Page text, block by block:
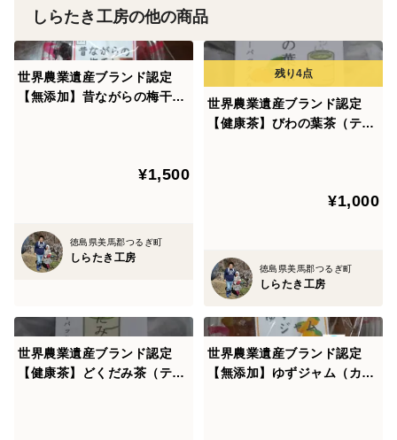
しらたき工房の他の商品
世界農業遺産ブランド認定
【無添加】昔ながらの梅干し
¥1,500
徳島県美馬郡つるぎ町
しらたき工房
世界農業遺産ブランド認定
【健康茶】びわの葉茶（ティ
¥1,000
徳島県美馬郡つるぎ町
しらたき工房
世界農業遺産ブランド認定
【健康茶】どくだみ茶（ティ
世界農業遺産ブランド認定
【無添加】ゆずジャム（カッ